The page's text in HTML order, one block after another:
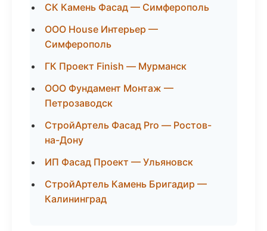
СК Камень Фасад — Симферополь
ООО House Интерьер —
Симферополь
ГК Проект Finish — Мурманск
ООО Фундамент Монтаж —
Петрозаводск
СтройАртель Фасад Pro — Ростов-
на-Дону
ИП Фасад Проект — Ульяновск
СтройАртель Камень Бригадир —
Калининград